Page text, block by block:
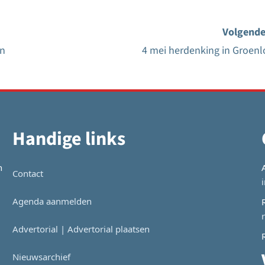
4 mei herdenking in
Handige links
Contact
Agenda aanmelden
Advertorial | Advertorial plaatsen
Nieuwsarchief